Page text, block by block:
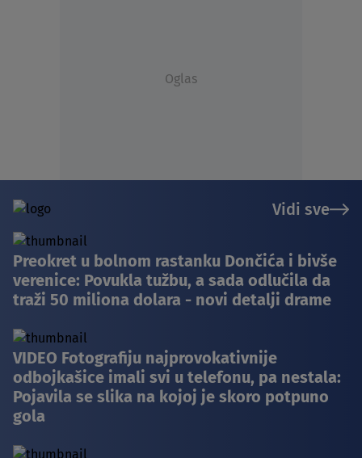
Oglas
Vidi sve
Preokret u bolnom rastanku Dončića i bivše
verenice: Povukla tužbu, a sada odlučila da
traži 50 miliona dolara - novi detalji drame
VIDEO Fotografiju najprovokativnije
odbojkašice imali svi u telefonu, pa nestala:
Pojavila se slika na kojoj je skoro potpuno
gola